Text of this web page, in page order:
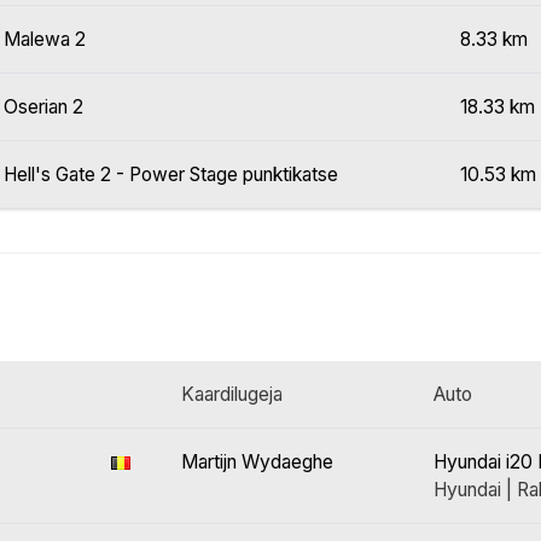
Malewa 2 8.33 km
Oserian 2 18.33 km
Hell's Gate 2 - Power Stage punktikatse 10.53 km
Kaardilugeja Auto
Martijn Wydaeghe
Hyundai i20
Hyundai |